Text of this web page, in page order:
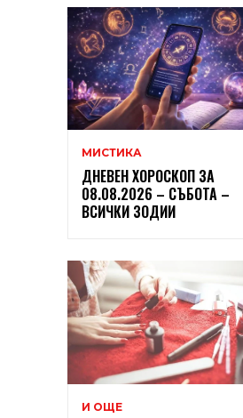
МИСТИКА
ДНЕВЕН ХОРОСКОП ЗА
08.08.2026 – СЪБОТА –
ВСИЧКИ ЗОДИИ
И ОЩЕ